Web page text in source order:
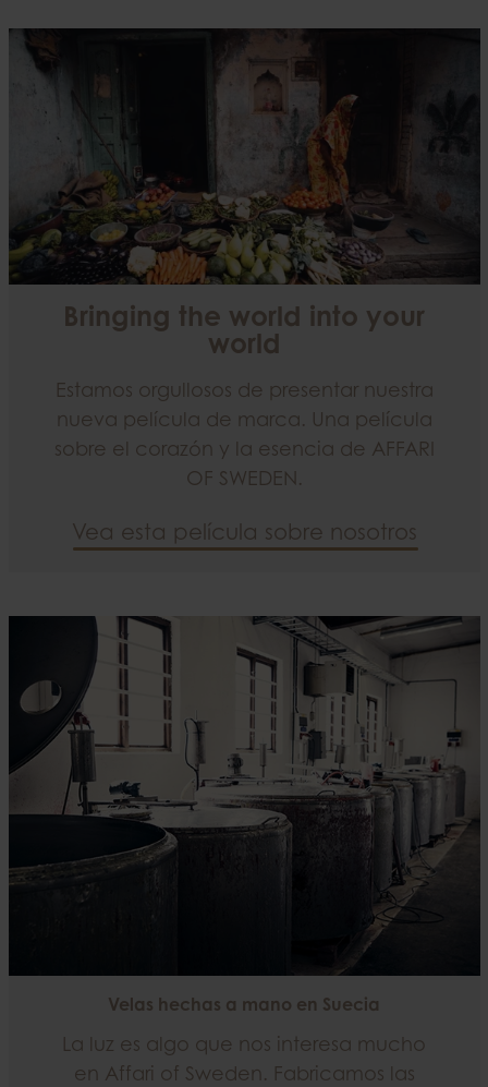
Bringing the world into your
world
Estamos orgullosos de presentar nuestra
nueva película de marca. Una película
sobre el corazón y la esencia de AFFARI
OF SWEDEN.
Vea esta película sobre nosotros
Velas hechas a mano en Suecia
La luz es algo que nos interesa mucho
en Affari of Sweden. Fabricamos las